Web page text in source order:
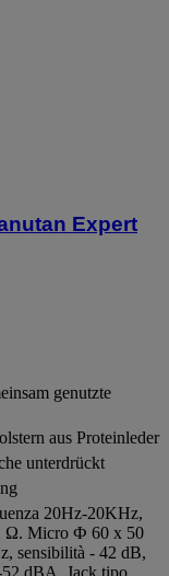
Expert
genutzte
aus Proteinleder
unterdrückt
20Hz-20KHz,
Ω. Micro Ф 60 x 50
sensibilità - 42 dB,
dBA. Jack tipo